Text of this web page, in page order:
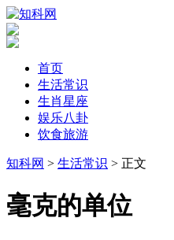
首页
生活常识
生肖星座
娱乐八卦
饮食旅游
知科网 > 生活常识 > 正文
​毫克的单位